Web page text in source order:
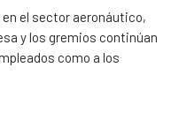
el sector aeronáutico,
y los gremios continúan
como a los